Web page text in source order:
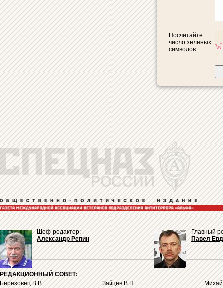
Посчитайте
число зелёных
символов:
Шеф-редактор:
Александр Репин
Главный
Павел
РЕДАКЦИОННЫЙ СОВЕТ:
Березовец В.В.
Зайцев В.Н.